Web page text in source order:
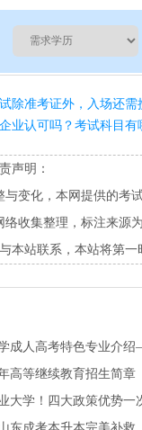
除准考证外，入场还
业认可吗？考试科目有
声明：
变化，本网提供的考
收集整理，标注来源
本站联系，本站将第一
成人高考特色专业介
高等继续教育招生简章
大学！四大政策优势一